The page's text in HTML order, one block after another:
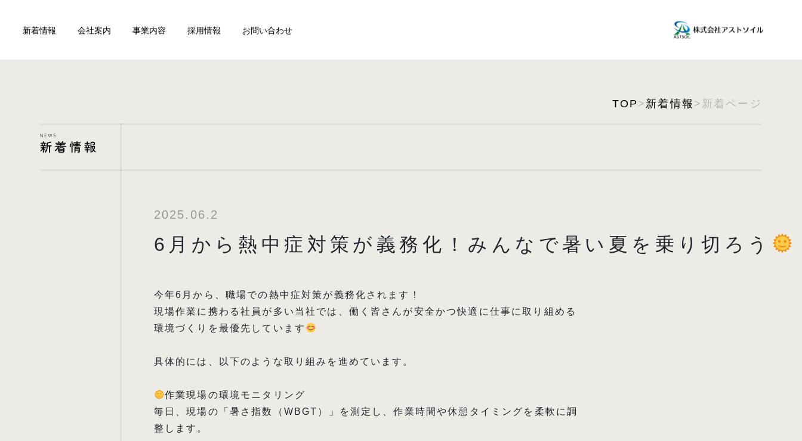
新着情報 会社案内 事業内容 採用情報 お問い合わせ
TOP > 新着情報 >新着ページ
2025.06.2
6月から熱中症対策が義務化！みんなで暑い夏を乗り切ろう
今年6月から、職場での熱中症対策が義務化されます！
現場作業に携わる社員が多い当社では、働く皆さんが安全かつ快適に仕事に取り組める
環境づくりを最優先しています
具体的には、以下のような取り組みを進めています。
作業現場の環境モニタリング
毎日、現場の「暑さ指数（WBGT）」を測定し、作業時間や休憩タイミングを柔軟に調
整します。